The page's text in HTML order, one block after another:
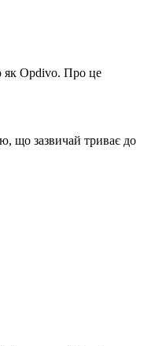
як Opdivo. Про це
що зазвичай триває до